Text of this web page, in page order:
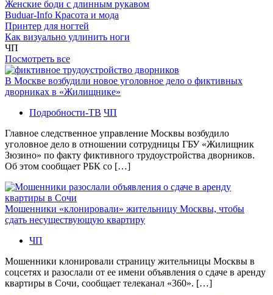
Женские боди с длинным рукавом
Buduar-Info Красота и мода
Принтер для ногтей
Как визуально удлинить ноги
ЧП
Посмотреть все
В Москве возбудили новое уголовное дело о фиктивных
дворниках в «Жилищнике»
Подробности-ТВ ЧП
Главное следственное управление Москвы возбудило
уголовное дело в отношении сотрудницы ГБУ «Жилищник
Зюзино» по факту фиктивного трудоустройства дворников.
Об этом сообщает РБК со […]
Мошенники «клонировали» жительницу Москвы, чтобы
сдать несуществующую квартиру
ЧП
Мошенники клонировали страницу жительницы Москвы в
соцсетях и разослали от ее имени объявления о сдаче в аренду
квартиры в Сочи, сообщает телеканал «360». […]